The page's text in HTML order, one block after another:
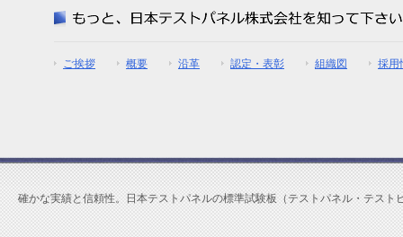
ご挨拶 概要 沿革 認定・表彰 組織図 採用
確かな実績と信頼性。日本テストパネルの標準試験板（テストパネル・テスト